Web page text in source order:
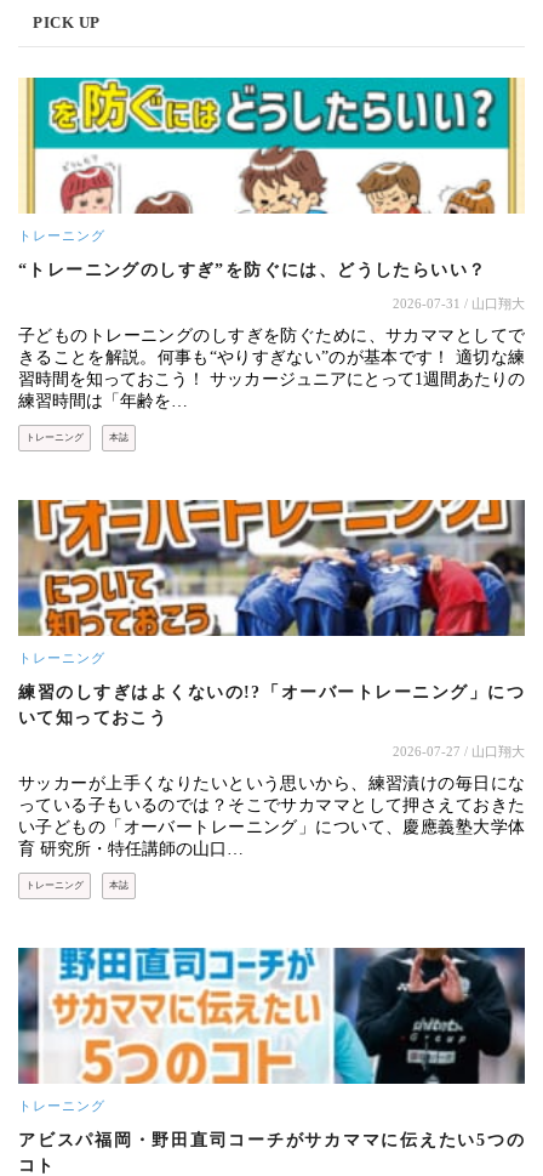
PICK UP
トレーニング
“トレーニングのしすぎ”を防ぐには、どうしたらいい？
2026-07-31 / 山口翔大
子どものトレーニングのしすぎを防ぐために、サカママとしてで
きることを解説。何事も“やりすぎない”のが基本です！ 適切な練
習時間を知っておこう！ サッカージュニアにとって1週間あたりの
練習時間は「年齢を…
トレーニング 本誌
トレーニング
練習のしすぎはよくないの!?「オーバートレーニング」につ
いて知っておこう
2026-07-27 / 山口翔大
サッカーが上手くなりたいという思いから、練習漬けの毎日にな
っている子もいるのでは？そこでサカママとして押さえておきた
い子どもの「オーバートレーニング」について、慶應義塾大学体
育 研究所・特任講師の山口…
トレーニング 本誌
トレーニング
アビスパ福岡・野田直司コーチがサカママに伝えたい5つの
コト